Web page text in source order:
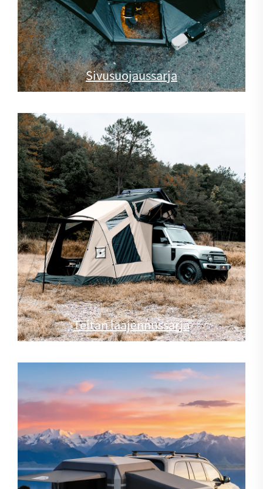
Sivusuojaussarja
Teltan laajennussarja